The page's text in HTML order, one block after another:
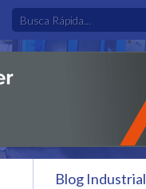
Blog Industrial